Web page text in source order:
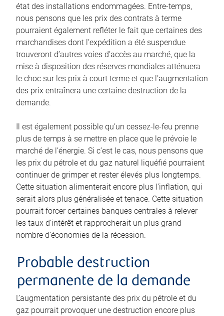
état des installations endommagées. Entre-temps,
nous pensons que les prix des contrats à terme
pourraient également refléter le fait que certaines des
marchandises dont l’expédition a été suspendue
trouveront d’autres voies d’accès au marché, que la
mise à disposition des réserves mondiales atténuera
le choc sur les prix à court terme et que l’augmentation
des prix entraînera une certaine destruction de la
demande.
Il est également possible qu’un cessez-le-feu prenne
plus de temps à se mettre en place que le prévoie le
marché de l’énergie. Si c’est le cas, nous pensons que
les prix du pétrole et du gaz naturel liquéfié pourraient
continuer de grimper et rester élevés plus longtemps.
Cette situation alimenterait encore plus l’inflation, qui
serait alors plus généralisée et tenace. Cette situation
pourrait forcer certaines banques centrales à relever
les taux d’intérêt et rapprocherait un plus grand
nombre d’économies de la récession.
Probable destruction
permanente de la demande
L’augmentation persistante des prix du pétrole et du
gaz pourrait provoquer une destruction encore plus